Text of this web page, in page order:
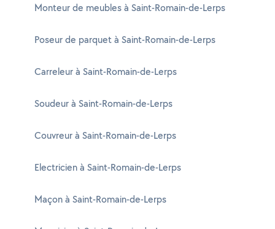
Monteur de meubles à Saint-Romain-de-Lerps
Poseur de parquet à Saint-Romain-de-Lerps
Carreleur à Saint-Romain-de-Lerps
Soudeur à Saint-Romain-de-Lerps
Couvreur à Saint-Romain-de-Lerps
Electricien à Saint-Romain-de-Lerps
Maçon à Saint-Romain-de-Lerps